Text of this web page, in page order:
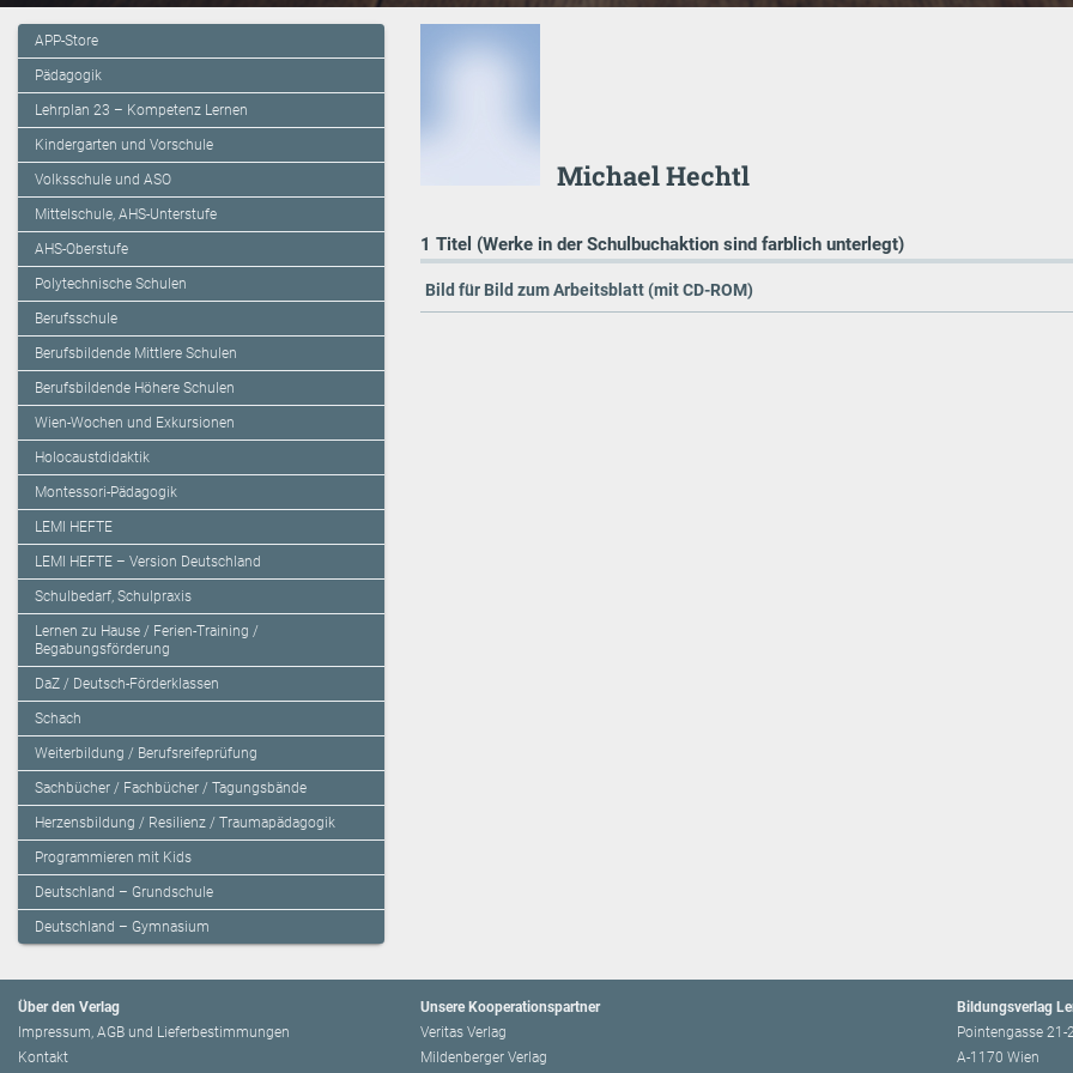
APP-Store
Pädagogik
Lehrplan 23 – Kompetenz Lernen
Kindergarten und Vorschule
Volksschule und ASO
Mittelschule, AHS-Unterstufe
AHS-Oberstufe
Polytechnische Schulen
Berufsschule
Berufsbildende Mittlere Schulen
Berufsbildende Höhere Schulen
Wien-Wochen und Exkursionen
Holocaustdidaktik
Montessori-Pädagogik
LEMI HEFTE
LEMI HEFTE – Version Deutschland
Schulbedarf, Schulpraxis
Lernen zu Hause / Ferien-Training /
Begabungsförderung
DaZ / Deutsch-Förderklassen
Schach
Weiterbildung / Berufsreifeprüfung
Sachbücher / Fachbücher / Tagungsbände
Herzensbildung / Resilienz / Traumapädagogik
Programmieren mit Kids
Deutschland – Grundschule
Deutschland – Gymnasium
Michael Hechtl
1 Titel (Werke in der Schulbuchaktion sind farblich unterlegt)
Bild für Bild zum Arbeitsblatt (mit CD-ROM)
Über den Verlag
Impressum, AGB und Lieferbestimmungen
Kontakt
Unsere Kooperationspartner
Veritas Verlag
Mildenberger Verlag
Bildungsverlag
Pointengasse 21-
A-1170 Wien